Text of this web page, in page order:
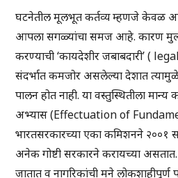
घटनेतील मूलभूत कर्तव्य म्हणजे केवळ
आपला सगळ्यांचा समज आहे. कारण
करण्याची ‘कायदेशीर जबाबदारी’ (
संदर्भात कमजोर असलेल्या देशात
पालन होत नाही. या वस्तुस्थितीला
अभ्यास (Effectuation of
भारतसरकारच्या एका कमिशनने २००१
अनेक गोष्टी सरकारने करायच्या असतात.
जातात व नागरिकांची मने लोकशाहीपूर्ण